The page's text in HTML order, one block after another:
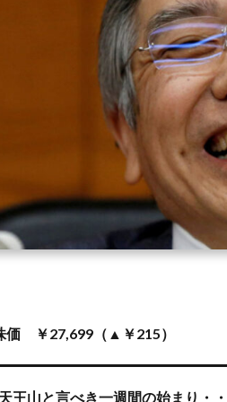
価 ￥27,699（▲￥215）
王山と言べき一週間の始まり・